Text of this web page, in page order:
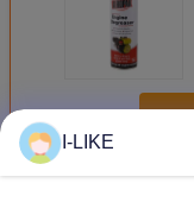
অধিকগাড়ী যত্ন পণ্য
I-LIKE